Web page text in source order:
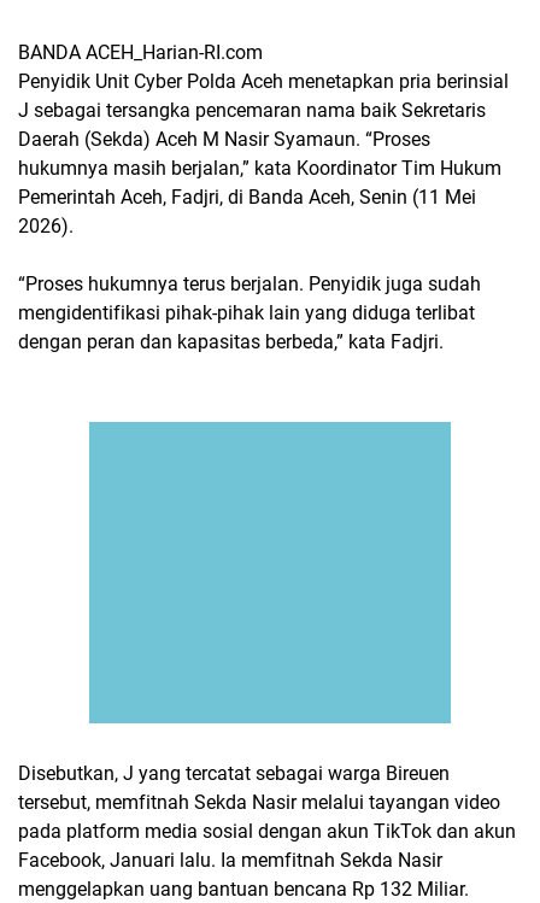
BANDA ACEH_Harian-RI.com
Penyidik Unit Cyber Polda Aceh menetapkan pria berinsial
J sebagai tersangka pencemaran nama baik Sekretaris
Daerah (Sekda) Aceh M Nasir Syamaun. “Proses
hukumnya masih berjalan,” kata Koordinator Tim Hukum
Pemerintah Aceh, Fadjri, di Banda Aceh, Senin (11 Mei
2026).
“Proses hukumnya terus berjalan. Penyidik juga sudah
mengidentifikasi pihak-pihak lain yang diduga terlibat
dengan peran dan kapasitas berbeda,” kata Fadjri.
Disebutkan, J yang tercatat sebagai warga Bireuen
tersebut, memfitnah Sekda Nasir melalui tayangan video
pada platform media sosial dengan akun TikTok dan akun
Facebook, Januari lalu. Ia memfitnah Sekda Nasir
menggelapkan uang bantuan bencana Rp 132 Miliar.